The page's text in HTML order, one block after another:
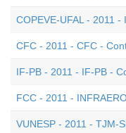
COPEVE-UFAL - 2011 -
CFC - 2011 - CFC -
IF-PB - 2011 - IF-PB -
FCC - 2011 -
VUNESP - 2011 - TJM-